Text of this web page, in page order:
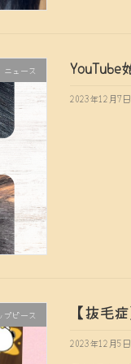
ニュース
2023年12月7日
プピース 【抜毛
2023年12月5日